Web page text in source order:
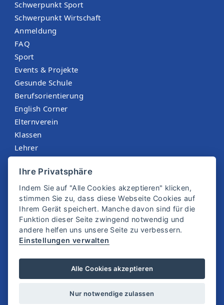
Schwerpunkt Sport
Schwerpunkt Wirtschaft
Anmeldung
FAQ
Sport
Events & Projekte
Gesunde Schule
Berufsorientierung
English Corner
Elternverein
Klassen
Lehrer
Sokrates
Impressum
Ihre Privatsphäre
Indem Sie auf "Alle Cookies akzeptieren" klicken,
stimmen Sie zu, dass diese Webseite Cookies auf
Ihrem Gerät speichert. Manche davon sind für die
Funktion dieser Seite zwingend notwendig und
andere helfen uns unsere Seite zu verbessern.
Einstellungen verwalten
Alle Cookies akzeptieren
Nur notwendige zulassen